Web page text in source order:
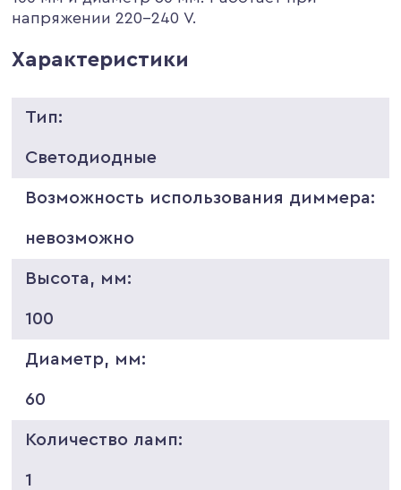
напряжении 220-240 V.
Характеристики
Тип:
Светодиодные
Возможность использования диммера:
невозможно
Высота, мм:
100
Диаметр, мм:
60
Количество ламп:
1